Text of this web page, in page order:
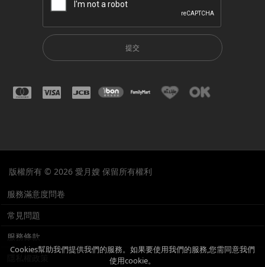
提交
版權所有 © 2026 愛月嫂 保留所有權利
服務滿意度問卷
常見問題
服務條款
Cookies幫助我們提供我們的服務。如果要使用我們的服務,您需同意我們
使用cookie。